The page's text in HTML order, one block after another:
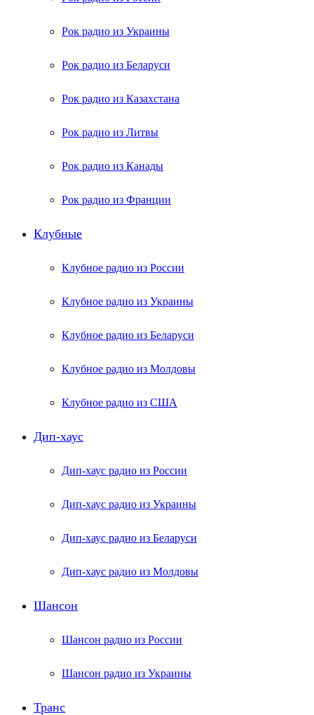
Рок радио из Украины
Рок радио из Беларуси
Рок радио из Казахстана
Рок радио из Литвы
Рок радио из Канады
Рок радио из Франции
Клубные
Клубное радио из России
Клубное радио из Украины
Клубное радио из Беларуси
Клубное радио из Молдовы
Клубное радио из США
Дип-хаус
Дип-хаус радио из России
Дип-хаус радио из Украины
Дип-хаус радио из Беларуси
Дип-хаус радио из Молдовы
Шансон
Шансон радио из России
Шансон радио из Украины
Транс